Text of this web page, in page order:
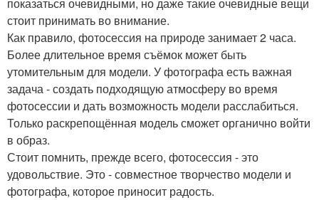
стоит принимать во внимание.
Как правило, фотосессия на природе занимает 2 часа.
Более длительное время съёмок может быть
утомительным для модели. У фотографа есть важная
задача - создать подходящую атмосферу во время
фотосессии и дать возможность модели расслабиться.
Только раскрепощённая модель сможет органично войти
в образ.
Стоит помнить, прежде всего, фотосессия - это
удовольствие. Это - совместное творчество модели и
фотографа, которое приносит радость.